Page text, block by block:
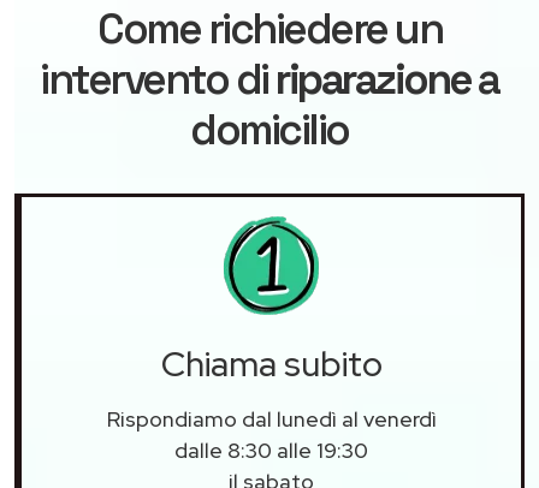
Come richiedere un
intervento diriparazionea
domicilio
Chiama subito
Rispondiamo dal lunedì al venerdì
dalle 8:30 alle 19:30
il sabato